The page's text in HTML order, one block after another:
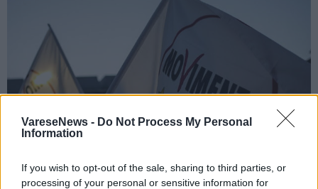
VareseNews - Do Not Process My Personal
Information
If you wish to opt-out of the sale, sharing to third parties, or
processing of your personal or sensitive information for